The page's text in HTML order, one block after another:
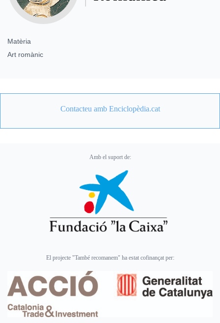
Matèria
Art romànic
Contacteu amb Enciclopèdia.cat
Amb el suport de:
El projecte "També recomanem" ha estat cofinançat per: